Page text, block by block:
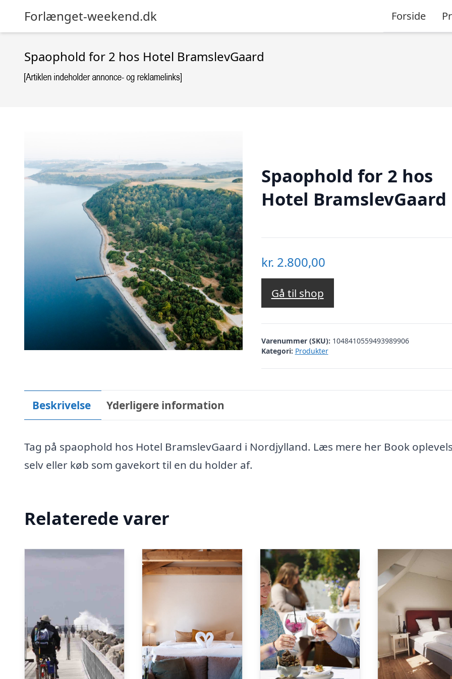
Forlænget-weekend.dk Forside
Spaophold for 2 hos Hotel BramslevGaard
Spaophold for 2 hos
Hotel BramslevGaard
kr. 2.800,00
Gå til shop
Varenummer (SKU): 1048410559493989906
Kategori: Produkter
Beskrivelse Yderligere information
Tag på spaophold hos Hotel BramslevGaard i Nordjylland. Læs mere her Book
selv eller køb som gavekort til en du holder af.
Relaterede varer